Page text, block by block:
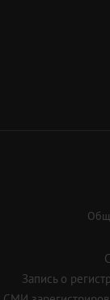
Запись о